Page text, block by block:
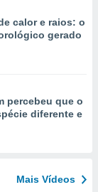
calor e raios: o
gerado
percebeu que o
diferente e
Mais Vídeos